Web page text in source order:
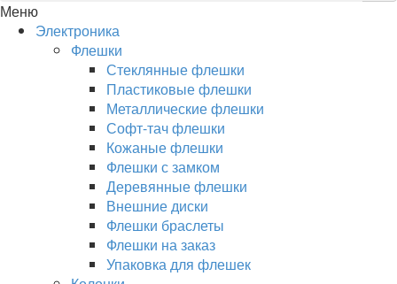
Меню
Электроника
Флешки
Стеклянные флешки
Пластиковые флешки
Металлические флешки
Софт-тач флешки
Кожаные флешки
Флешки с замком
Деревянные флешки
Внешние диски
Флешки браслеты
Флешки на заказ
Упаковка для флешек